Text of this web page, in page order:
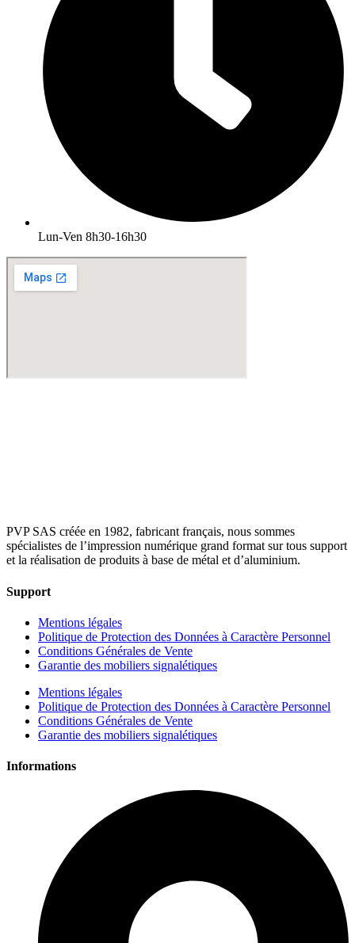
Lun-Ven 8h30-16h30​
PVP SAS créée en 1982, fabricant français, nous sommes
spécialistes de l’impression numérique grand format sur tous support
et la réalisation de produits à base de métal et d’aluminium.
Support
Mentions légales
Politique de Protection des Données à Caractère Personnel
Conditions Générales de Vente
Garantie des mobiliers signalétiques
Mentions légales
Politique de Protection des Données à Caractère Personnel
Conditions Générales de Vente
Garantie des mobiliers signalétiques
Informations